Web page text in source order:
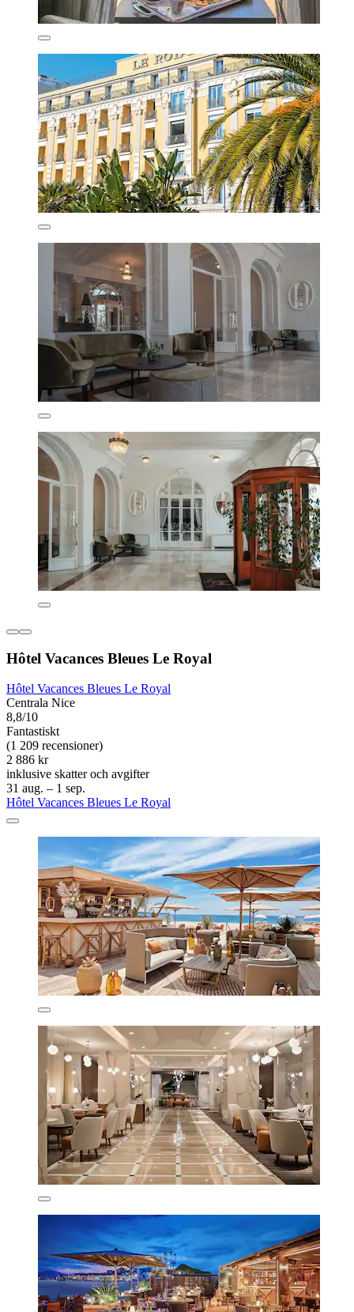
Hôtel Vacances Bleues Le Royal
Hôtel Vacances Bleues Le Royal
Centrala Nice
8,8/10
Fantastiskt
(1 209 recensioner)
2 886 kr
inklusive skatter och avgifter
31 aug. – 1 sep.
Hôtel Vacances Bleues Le Royal